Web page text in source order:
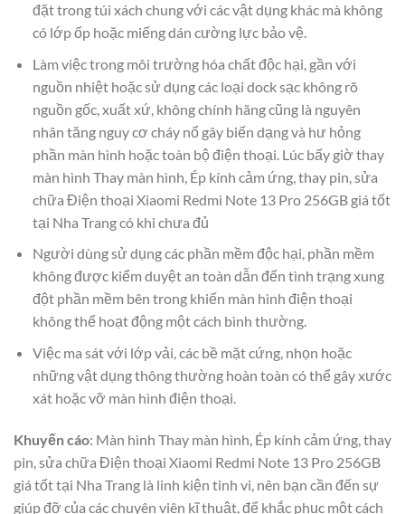
đặt trong túi xách chung với các vật dụng khác mà không
có lớp ốp hoặc miếng dán cường lực bảo vệ.
Làm việc trong môi trường hóa chất độc hại, gần với
nguồn nhiệt hoặc sử dụng các loại dock sạc không rõ
nguồn gốc, xuất xứ, không chính hãng cũng là nguyên
nhân tăng nguy cơ cháy nổ gây biến dạng và hư hỏng
phần màn hình hoặc toàn bộ điện thoại. Lúc bấy giờ thay
màn hình Thay màn hình, Ép kính cảm ứng, thay pin, sửa
chữa Điện thoại Xiaomi Redmi Note 13 Pro 256GB giá tốt
tại Nha Trang có khi chưa đủ
Người dùng sử dụng các phần mềm độc hại, phần mềm
không được kiểm duyệt an toàn dẫn đến tình trạng xung
đột phần mềm bên trong khiến màn hình điện thoại
không thể hoạt động một cách bình thường.
Việc ma sát với lớp vải, các bề mặt cứng, nhọn hoặc
những vật dụng thông thường hoàn toàn có thể gây xước
xát hoặc vỡ màn hình điện thoại.
Khuyến cáo: Màn hình Thay màn hình, Ép kính cảm ứng, thay
pin, sửa chữa Điện thoại Xiaomi Redmi Note 13 Pro 256GB
giá tốt tại Nha Trang là linh kiện tinh vi, nên bạn cần đến sự
giúp đỡ của các chuyên viên kĩ thuật, để khắc phục một cách